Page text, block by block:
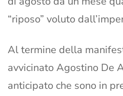
“riposo” voluto
Al termine della
avvicinato Agostino De
anticipato che sono in